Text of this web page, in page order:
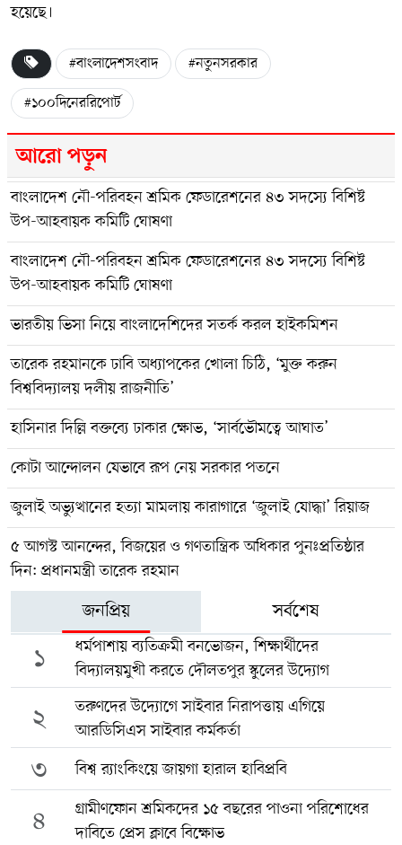
হয়েছে।
#বাংলাদেশসংবাদ
#নতুনসরকার
#১০০দিনেররিপোর্ট
আরো পড়ুন
বাংলাদেশ নৌ-পরিবহন শ্রমিক ফেডারেশনের ৪৩ সদস্যে বিশিষ্ট
উপ-আহবায়ক কমিটি ঘোষণা
বাংলাদেশ নৌ-পরিবহন শ্রমিক ফেডারেশনের ৪৩ সদস্যে বিশিষ্ট
উপ-আহবায়ক কমিটি ঘোষণা
ভারতীয় ভিসা নিয়ে বাংলাদেশিদের সতর্ক করল হাইকমিশন
তারেক রহমানকে ঢাবি অধ্যাপকের খোলা চিঠি, ‘মুক্ত করুন
বিশ্ববিদ্যালয় দলীয় রাজনীতি’
হাসিনার দিল্লি বক্তব্যে ঢাকার ক্ষোভ, ‘সার্বভৌমত্বে আঘাত’
কোটা আন্দোলন যেভাবে রূপ নেয় সরকার পতনে
জুলাই অভ্যুত্থানের হত্যা মামলায় কারাগারে ‘জুলাই যোদ্ধা’ রিয়াজ
৫ আগস্ট আনন্দের, বিজয়ের ও গণতান্ত্রিক অধিকার পুনঃপ্রতিষ্ঠার
দিন: প্রধানমন্ত্রী তারেক রহমান
জনপ্রিয় সর্বশেষ
১
ধর্মপাশায় ব্যতিক্রমী বনভোজন, শিক্ষার্থীদের
বিদ্যালয়মুখী করতে দৌলতপুর স্কুলের উদ্যোগ
২
তরুণদের উদ্যোগে সাইবার নিরাপত্তায় এগিয়ে
আরডিসিএস সাইবার কর্মকর্তা
৩ বিশ্ব র‍্যাংকিংয়ে জায়গা হারাল হাবিপ্রবি
৪
গ্রামীণফোন শ্রমিকদের ১৫ বছরের পাওনা পরিশোধের
দাবিতে প্রেস ক্লাবে বিক্ষোভ